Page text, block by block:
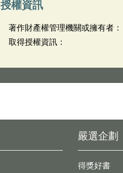
授權資訊
著作財產權管理機關或擁有者：
取得授權資訊：
嚴選企劃
得獎好書